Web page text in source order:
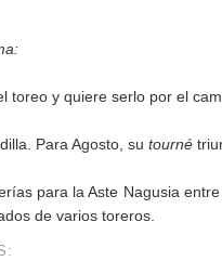
toreo y quiere serlo por el
Para Agosto, su tourné
para la Aste Nagusia
de varios toreros.